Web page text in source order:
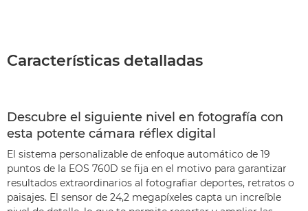
Características detalladas
Descubre el siguiente nivel en fotografía con
esta potente cámara réflex digital
El sistema personalizable de enfoque automático de 19
puntos de la EOS 760D se fija en el motivo para garantizar
resultados extraordinarios al fotografiar deportes, retratos o
paisajes. El sensor de 24,2 megapíxeles capta un increíble